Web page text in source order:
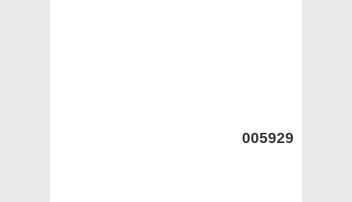
005929